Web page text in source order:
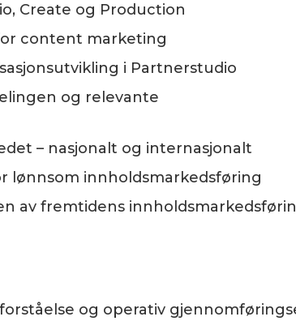
Create og Production
content marketing
i Partnerstudio
og relevante
– nasjonalt og internasjonalt
lønnsom innholdsmarkedsføring
av fremtidens
og operativ